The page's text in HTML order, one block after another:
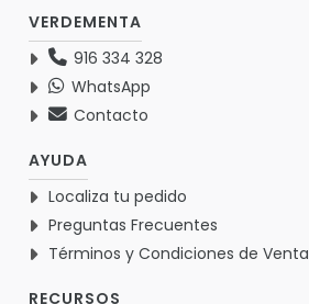
VERDEMENTA
916 334 328
WhatsApp
Contacto
AYUDA
Localiza tu pedido
Preguntas Frecuentes
Términos y Condiciones de Venta
RECURSOS